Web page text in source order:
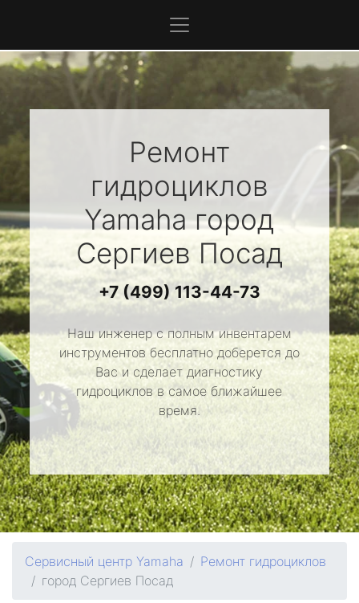
Ремонт
гидроциклов
Yamahaгород
Сергиев Посад
+7 (499) 113-44-73
Наш инженер с полным инвентарем
инструментов бесплатно доберется до
Вас и сделает диагностику
гидроциклов в самое ближайшее
время.
Сервисный центр Yamaha
Ремонт гидроциклов
город Сергиев Посад